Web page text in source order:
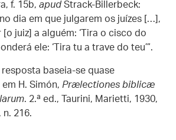
f. 15b, apud Strack-Billerbeck:
dia em que julgarem os juízes […],
juiz] a alguém: ‘Tira o cisco do
ele: ‘Tira tu a trave do teu’”.
baseia-se quase
H. Simón, Prælectiones biblicæ
. 2.ª ed., Taurini, Marietti, 1930,
n. 216.